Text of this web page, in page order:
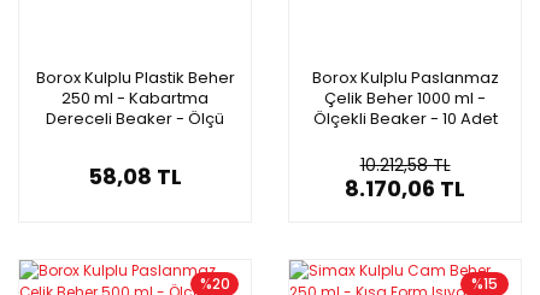
Borox Kulplu Plastik Beher
250 ml - Kabartma
Dereceli Beaker - Ölçü
58,08 TL
Borox Kulplu Paslanmaz
Çelik Beher 1000 ml -
Ölçekli Beaker - 10 Adet
10.212,58 TL
8.170,06 TL
%20 %15